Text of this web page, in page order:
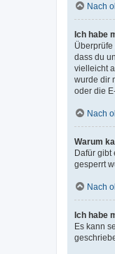
Nach
Ich habe
dass du
vielleicht
wurde dir
oder die
Nach
Warum
Dafür gibt
gesperrt
Nach
Ich habe
Es kann